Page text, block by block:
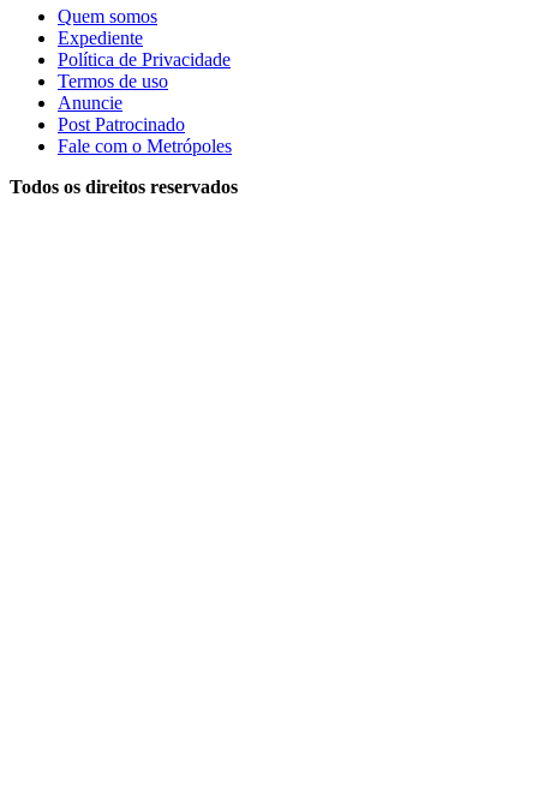
Quem somos
Expediente
Política de Privacidade
Termos de uso
Anuncie
Post Patrocinado
Fale com o Metrópoles
Todos os direitos reservados